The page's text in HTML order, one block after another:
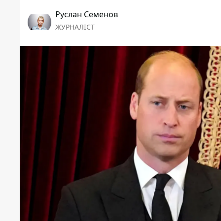
Руслан Семенов
ЖУРНАЛІСТ